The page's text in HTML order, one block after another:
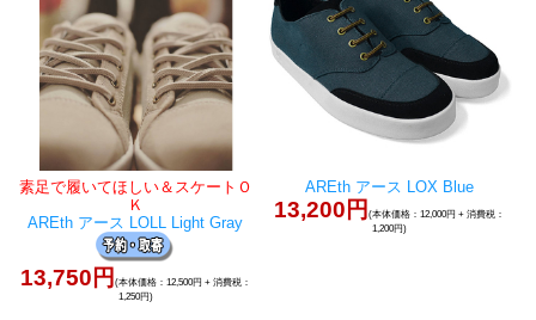
素足で履いてほしい＆スケートＯ
Ｋ
AREth アース LOLL Light Gray
13,750円 (本体価格：12,500円 + 消費税：
1,250円)
AREth アース LOX Blue
13,200円(本体価格：12,000円 + 消費税：
1,200円)